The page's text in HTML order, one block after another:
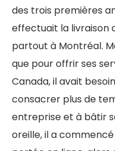
des trois premières
effectuait la livraison
partout à Montréal.
que pour offrir ses
Canada, il avait
consacrer plus de
entreprise et à bâtir
oreille, il a